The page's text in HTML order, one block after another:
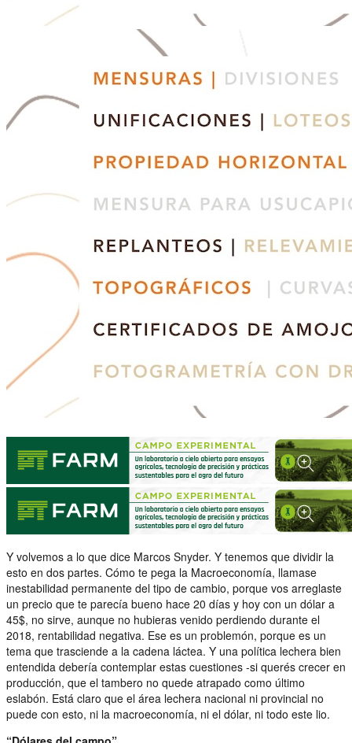
Y volvemos a lo que dice Marcos Snyder. Y tenemos que dividir la
esto en dos partes. Cómo te pega la Macroeconomía, llamase
inestabilidad permanente del tipo de cambio, porque vos arreglaste
un precio que te parecía bueno hace 20 días y hoy con un dólar a
45$, no sirve, aunque no hubieras venido perdiendo durante el
2018, rentabilidad negativa. Ese es un problemón, porque es un
tema que trasciende a la cadena láctea. Y una política lechera bien
entendida debería contemplar estas cuestiones -si querés crecer en
producción, que el tambero no quede atrapado como último
eslabón. Está claro que el área lechera nacional ni provincial no
puede con esto, ni la macroeconomía, ni el dólar, ni todo este lio.